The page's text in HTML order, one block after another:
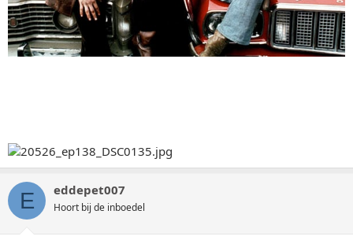
E eddepet007
Hoort bij de inboedel